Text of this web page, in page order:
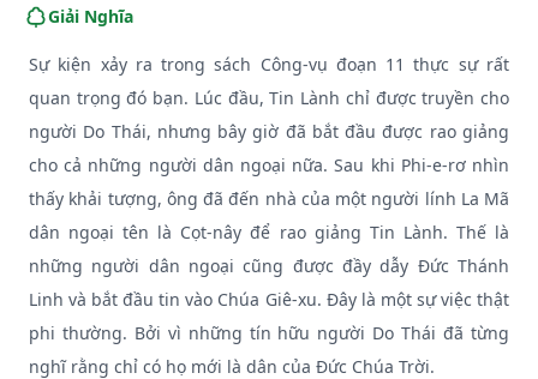
Giải Nghĩa
Sự kiện xảy ra trong sách Công-vụ đoạn 11 thực sự rất
quan trọng đó bạn. Lúc đầu, Tin Lành chỉ được truyền cho
người Do Thái, nhưng bây giờ đã bắt đầu được rao giảng
cho cả những người dân ngoại nữa. Sau khi Phi-e-rơ nhìn
thấy khải tượng, ông đã đến nhà của một người lính La Mã
dân ngoại tên là Cọt-nây để rao giảng Tin Lành. Thế là
những người dân ngoại cũng được đầy dẫy Đức Thánh
Linh và bắt đầu tin vào Chúa Giê-xu. Đây là một sự việc thật
phi thường. Bởi vì những tín hữu người Do Thái đã từng
nghĩ rằng chỉ có họ mới là dân của Đức Chúa Trời.